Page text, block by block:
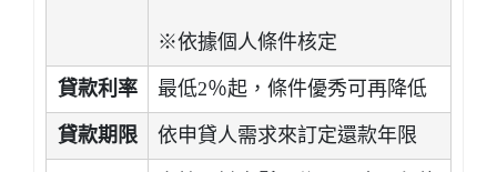
※依據個人條件核定
貸款利率 最低2％起，條件優秀可再降低
貸款期限 依申貸人需求來訂定還款年限